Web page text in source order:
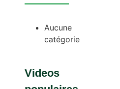
Aucune
catégorie
Videos